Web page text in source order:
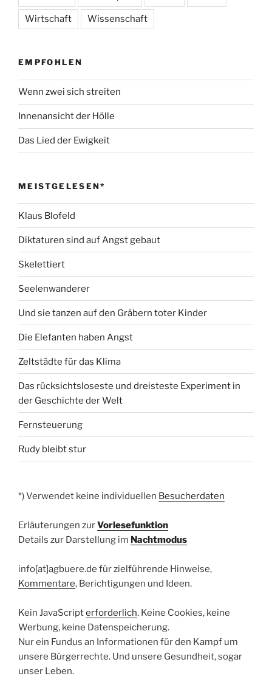
Wirtschaft Wissenschaft
EMPFOHLEN
Wenn zwei sich streiten
Innenansicht der Hölle
Das Lied der Ewigkeit
MEISTGELESEN*
Klaus Blofeld
Diktaturen sind auf Angst gebaut
Skelettiert
Seelenwanderer
Und sie tanzen auf den Gräbern toter Kinder
Die Elefanten haben Angst
Zeltstädte für das Klima
Das rücksichtsloseste und dreisteste Experiment in
der Geschichte der Welt
Fernsteuerung
Rudy bleibt stur
*) Verwendet keine individuellen Besucherdaten
Erläuterungen zurVorlesefunktion
Details zur Darstellung im Nachtmodus
info[at]agbuere.de für zielführende Hinweise,
Kommentare, Berichtigungen und Ideen.
Kein JavaScripterforderlich. Keine Cookies, keine
Werbung, keine Datenspeicherung.
Nur ein Fundus an Informationen für den Kampf um
unsere Bürgerrechte. Und unsere Gesundheit, sogar
unser Leben.